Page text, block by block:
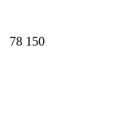
78 150